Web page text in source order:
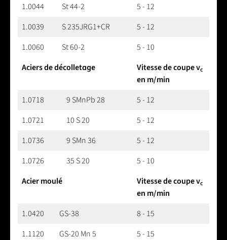
1.0044 St 44-2
5 - 12
1.0039
S 235JRG1+CR
5 - 12
1.0060
St 60-2
5 - 10
Aciers de décolletage
Vitesse de coupe vc
en m/min
1.0718
9 SMnPb 28
5 - 12
1.0721
10 S 20
5 - 12
1.0736
9 SMn 36
5 - 12
1.0726
35 S 20
5 - 10
Acier moulé
Vitesse de coupe vc
en m/min
1.0420
GS-38
8 - 15
1.1120
GS-20 Mn 5
5 - 15